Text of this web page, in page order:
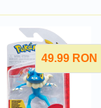
49.99 RON